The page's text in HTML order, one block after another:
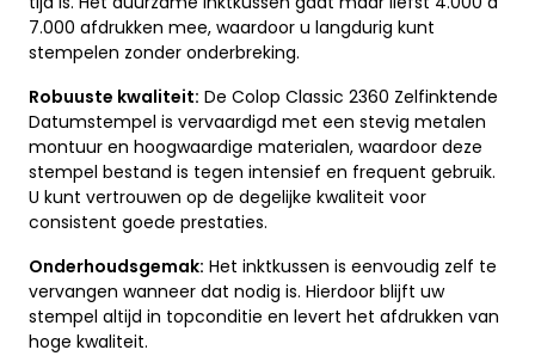
7.000 afdrukken mee, waardoor u langdurig kunt
stempelen zonder onderbreking.
Robuuste kwaliteit: De Colop Classic 2360 Zelfinktende
Datumstempel is vervaardigd met een stevig metalen
montuur en hoogwaardige materialen, waardoor deze
stempel bestand is tegen intensief en frequent gebruik.
U kunt vertrouwen op de degelijke kwaliteit voor
consistent goede prestaties.
Onderhoudsgemak: Het inktkussen is eenvoudig zelf te
vervangen wanneer dat nodig is. Hierdoor blijft uw
stempel altijd in topconditie en levert het afdrukken van
hoge kwaliteit.